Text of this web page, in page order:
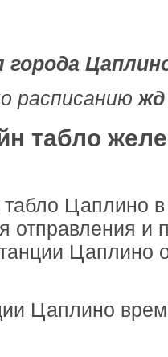
города
расписанию жд
табло
табло Цаплино
отправления и
Цаплино
Цаплино